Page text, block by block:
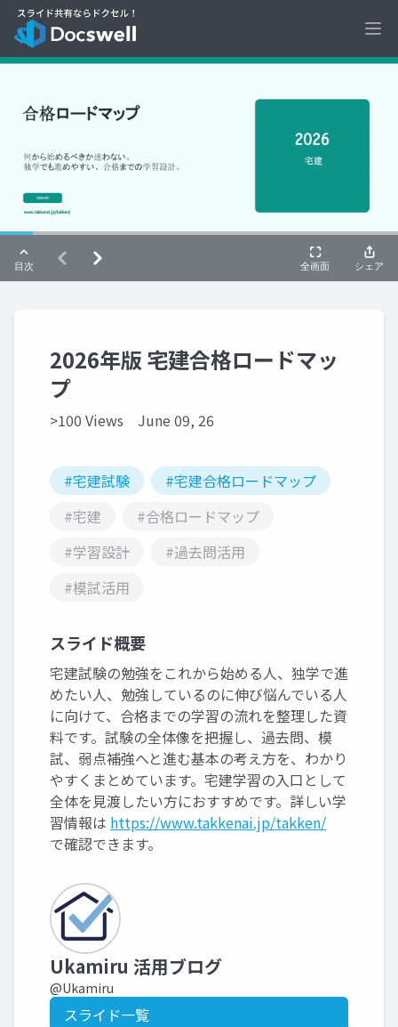
2026年版 宅建合格ロードマッ
プ
>100 Views June 09, 26
#宅建試験
#宅建合格ロードマップ
#宅建
#合格ロードマップ
#学習設計
#過去問活用
#模試活用
スライド概要
宅建試験の勉強をこれから始める人、独学で進
めたい人、勉強しているのに伸び悩んでいる人
に向けて、合格までの学習の流れを整理した資
料です。試験の全体像を把握し、過去問、模
試、弱点補強へと進む基本の考え方を、わかり
やすくまとめています。宅建学習の入口として
全体を見渡したい方におすすめです。詳しい学
習情報は https://www.takkenai.jp/takken/
で確認できます。
Ukamiru 活用ブログ
@Ukamiru
スライド一覧